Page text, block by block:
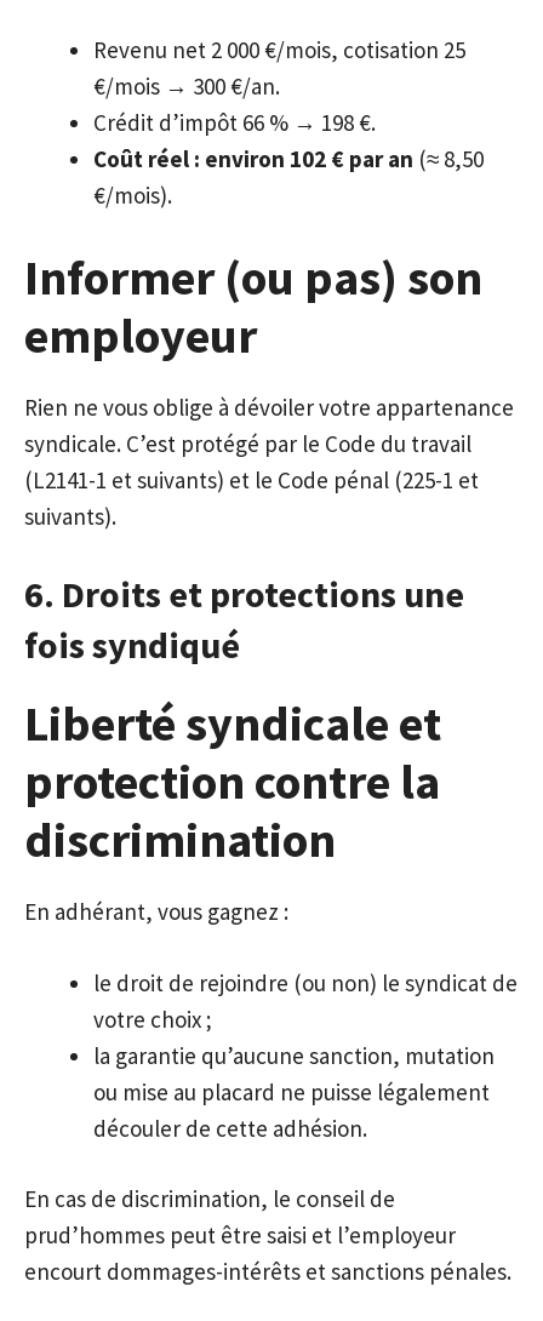
Revenu net 2 000 €/mois, cotisation 25
€/mois → 300 €/an.
Crédit d’impôt 66 % → 198 €.
Coût réel : environ 102 € par an (≈ 8,50
€/mois).
Informer (ou pas) son
employeur
Rien ne vous oblige à dévoiler votre appartenance
syndicale. C’est protégé par le Code du travail
(L2141-1 et suivants) et le Code pénal (225-1 et
suivants).
6. Droits et protections une
fois syndiqué
Liberté syndicale et
protection contre la
discrimination
En adhérant, vous gagnez :
le droit de rejoindre (ou non) le syndicat de
votre choix ;
la garantie qu’aucune sanction, mutation
ou mise au placard ne puisse légalement
découler de cette adhésion.
En cas de discrimination, le conseil de
prud’hommes peut être saisi et l’employeur
encourt dommages-intérêts et sanctions pénales.